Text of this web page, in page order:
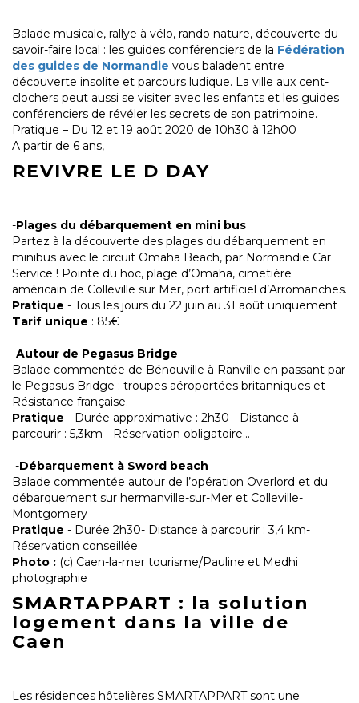
Balade musicale, rallye à vélo, rando nature, découverte du
savoir-faire local : les guides conférenciers de la Fédération
des guides de Normandie vous baladent entre
découverte insolite et parcours ludique. La ville aux cent-
clochers peut aussi se visiter avec les enfants et les guides
conférenciers de révéler les secrets de son patrimoine.
Pratique – Du 12 et 19 août 2020 de 10h30 à 12h00
A partir de 6 ans,
REVIVRE LE D DAY
-Plages du débarquement en mini bus
Partez à la découverte des plages du débarquement en
minibus avec le circuit Omaha Beach, par Normandie Car
Service ! Pointe du hoc, plage d’Omaha, cimetière
américain de Colleville sur Mer, port artificiel d’Arromanches.
Pratique - Tous les jours du 22 juin au 31 août uniquement
Tarif unique : 85€
-Autour de Pegasus Bridge
Balade commentée de Bénouville à Ranville en passant par
le Pegasus Bridge : troupes aéroportées britanniques et
Résistance française.
Pratique - Durée approximative : 2h30 - Distance à
parcourir : 5,3km - Réservation obligatoire...
-Débarquement à Sword beach
Balade commentée autour de l’opération Overlord et du
débarquement sur hermanville-sur-Mer et Colleville-
Montgomery
Pratique - Durée 2h30- Distance à parcourir : 3,4 km-
Réservation conseillée
Photo : (c) Caen-la-mer tourisme/Pauline et Medhi
photographie
SMARTAPPART : la solution
logement dans la ville de
Caen
Les résidences hôtelières SMARTAPPART sont une